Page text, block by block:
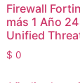
Firewall
más 1 Año
Unified
$ 0